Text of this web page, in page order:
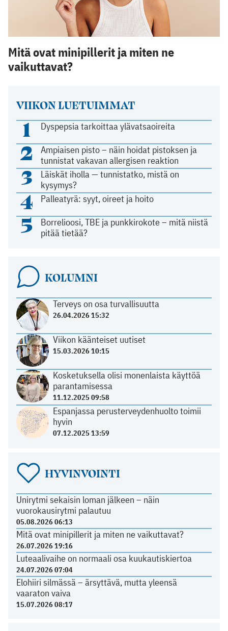
VIIKON LUETUIMMAT
1 Dyspepsia tarkoittaa ylävatsaoireita
2
Ampiaisen pisto – näin hoidat pistoksen ja
tunnistat vakavan allergisen reaktion
3
Läiskät iholla — tunnistatko, mistä on
kysymys?
4 Palleatyrä: syyt, oireet ja hoito
5
Borrelioosi, TBE ja punkkirokote – mitä niistä
pitää tietää?
KOLUMNI
Terveys on osa turvallisuutta
26.04.2026 15:32
Viikon käänteiset uutiset
15.03.2026 10:15
Kosketuksella olisi monenlaista käyttöä
parantamisessa
11.12.2025 09:58
Espanjassa perusterveydenhuolto toimii
hyvin
07.12.2025 13:59
HYVINVOINTI
Unirytmi sekaisin loman jälkeen – näin
vuorokausirytmi palautuu
05.08.2026 06:13
Mitä ovat minipillerit ja miten ne vaikuttavat?
26.07.2026 19:16
Luteaalivaihe on normaali osa kuukautiskiertoa
24.07.2026 07:04
Elohiiri silmässä – ärsyttävä, mutta yleensä
vaaraton vaiva
15.07.2026 08:17
Mitä ovat minipillerit ja miten ne
vaikuttavat?